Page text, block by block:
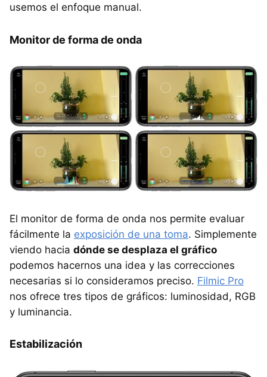
usemos el enfoque manual.
Monitor de forma de onda
El monitor de forma de onda nos permite evaluar
fácilmente la exposición de una toma. Simplemente
viendo hacia dónde se desplaza el gráfico
podemos hacernos una idea y las correcciones
necesarias si lo consideramos preciso. Filmic Pro
nos ofrece tres tipos de gráficos: luminosidad, RGB
y luminancia.
Estabilización